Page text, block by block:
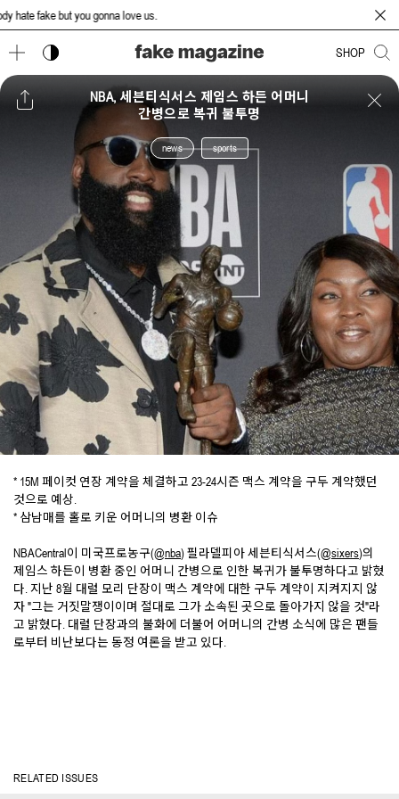
fake but you gonna love us.
다크 모드 토글 SHOP
NBA, 세븐티식서스 제임스 하든 어머니
간병으로 복귀 불투명
news sports
* 15M 페이컷 연장 계약을 체결하고 23-24시즌 맥스 계약을 구두 계약했던
것으로 예상.
* 삼남매를 홀로 키운 어머니의 병환 이슈
NBACentral이 미국프로농구(@nba) 필라델피아 세븐티식서스(@sixers)의
제임스 하든이 병환 중인 어머니 간병으로 인한 복귀가 불투명하다고 밝혔
다. 지난 8월 대럴 모리 단장이 맥스 계약에 대한 구두 계약이 지켜지지 않
자 "그는 거짓말쟁이이며 절대로 그가 소속된 곳으로 돌아가지 않을 것"라
고 밝혔다. 대럴 단장과의 불화에 더불어 어머니의 간병 소식에 많은 팬들
로부터 비난보다는 동정 여론을 받고 있다.
RELATED ISSUES